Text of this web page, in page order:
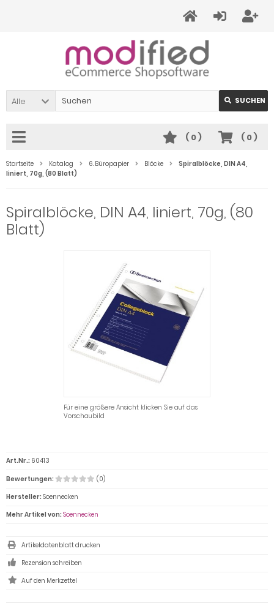
Alle SUCHEN
( 0)
( 0)
Startseite Katalog 6. Büropapier Blöcke
Spiralblöcke, DIN A4,
liniert, 70g, (80 Blatt)
Spiralblöcke, DIN A4, liniert, 70g, (80
Blatt)
Für eine größere Ansicht klicken Sie auf das
Vorschaubild
Art.Nr.: 60413
Bewertungen:
(0)
Hersteller: Soennecken
Mehr Artikel von: Soennecken
Artikeldatenblatt drucken
Rezension schreiben